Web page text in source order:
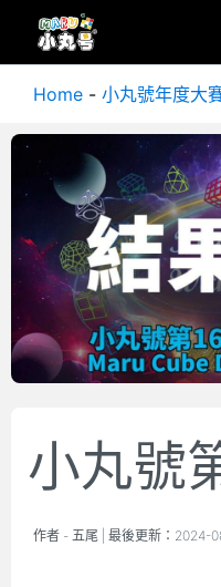
Home - 小丸號年度大
小丸號
作者 - 五尾 | 最後更新： 2024-